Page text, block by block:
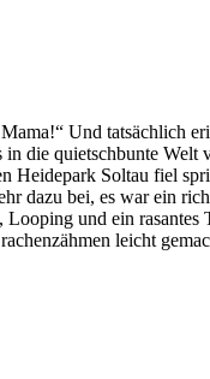
Und tatsächlich
die quietschbunte
Soltau fiel
dazu bei, es war ein
und ein
leicht